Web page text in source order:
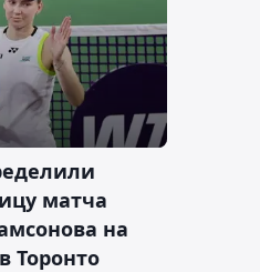
матча
на
Торонто